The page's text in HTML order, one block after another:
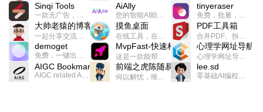
Sinqi Tools AiAlly tinyeraser
大帅老猿的博客 摸鱼桌面 PDF工具箱
合并PDF、拆分PDF、旋转PDF、裁剪PDF、转换PDF、加密PDF、解密PDF、PDF加水印等多种PDF处理功能
demoget MvpFast-快速构建网站应用
这是一款能帮助你快速构建个人网站的应用，使用最新的前端技术栈，集成登录、鉴权、手机、邮箱、数据库、博客、文章、支付等等网站所需要的功能，你只需要花几个小时开发你的核心功能就可以上线，一次购买，永久拥有
心理学网址导航
AIGC Bookmarks 前端之虎陈随易 lee.sd